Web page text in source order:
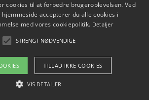
Blog Betingelser
cookies til at forbedre brugeroplevelsen. Ved
accepterer du alle cookies i
med vores cookiepolitik. Detaljer
STRENGT NØDVENDIGE
TILLAD IKKE COOKIES
VIS DETALJER